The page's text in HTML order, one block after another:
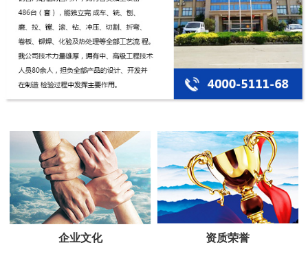
企业文化 资质荣誉